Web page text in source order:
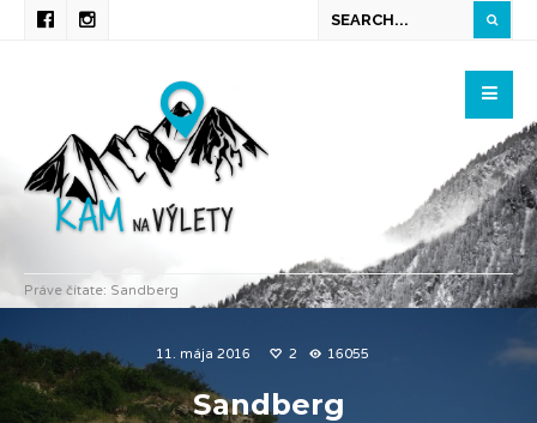
Práve čítate: Sandberg
11. mája 2016 2 16055
Sandberg